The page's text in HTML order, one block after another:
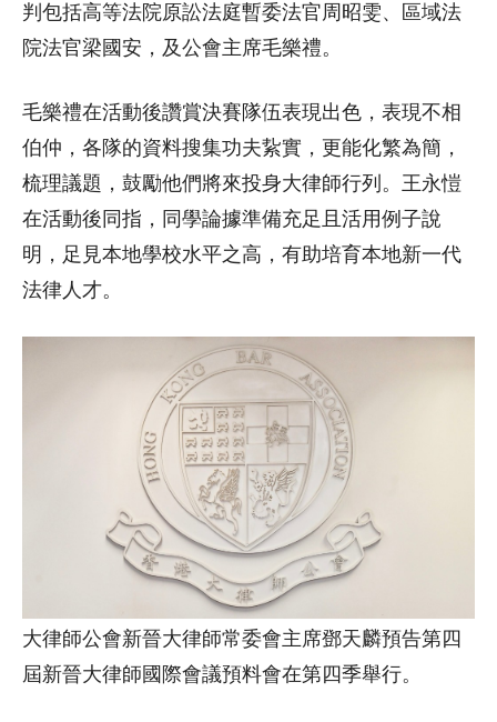
判包括高等法院原訟法庭暫委法官周昭雯、區域法
院法官梁國安，及公會主席毛樂禮。
毛樂禮在活動後讚賞決賽隊伍表現出色，表現不相
伯仲，各隊的資料搜集功夫紥實，更能化繁為簡，
梳理議題，鼓勵他們將來投身大律師行列。王永愷
在活動後同指，同學論據準備充足且活用例子說
明，足見本地學校水平之高，有助培育本地新一代
法律人才。
大律師公會新晉大律師常委會主席鄧天麟預告第四
屆新晉大律師國際會議預料會在第四季舉行。